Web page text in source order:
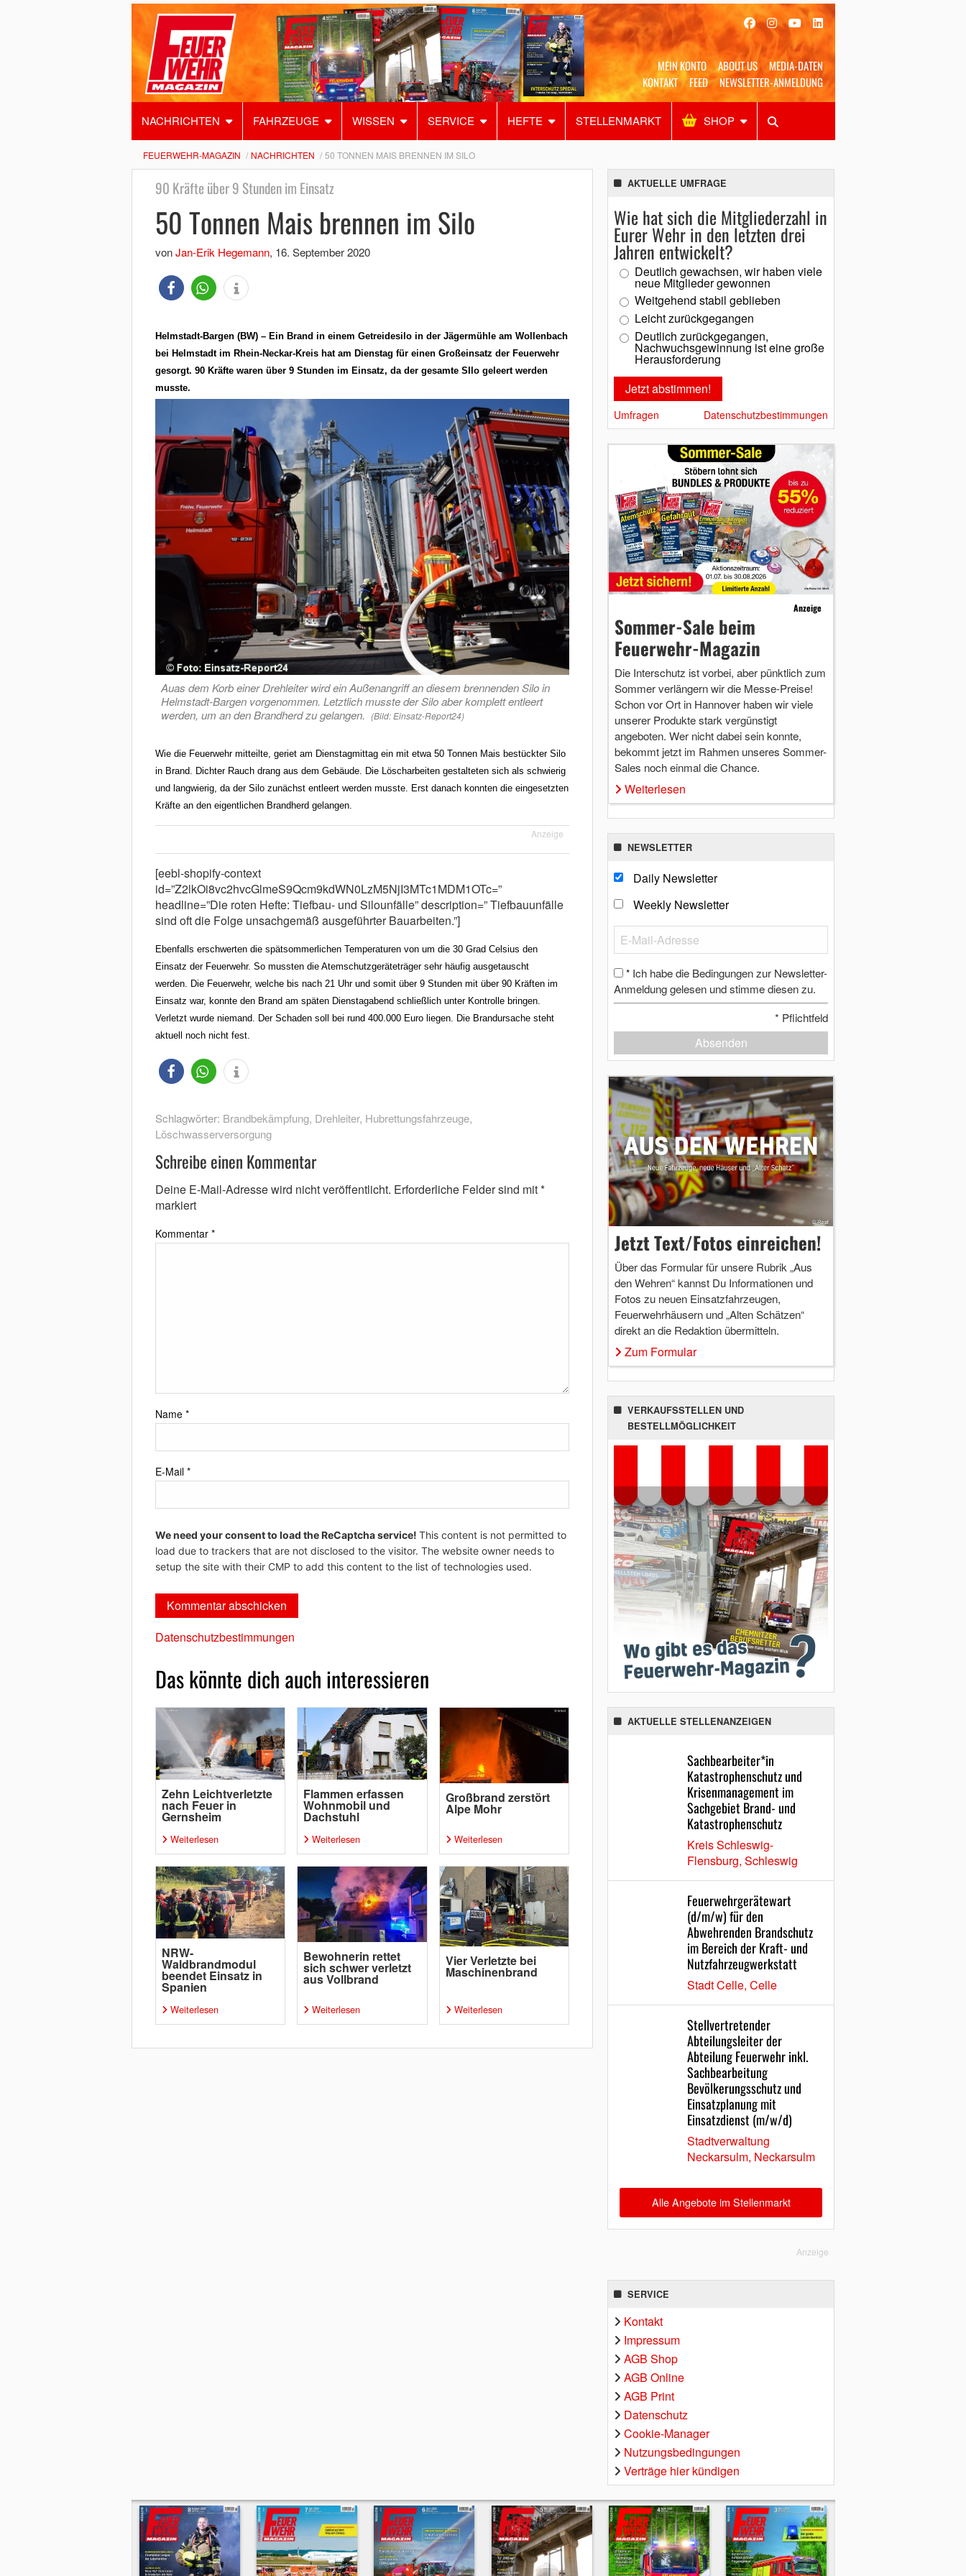
MEIN KONTO ABOUT US
MEDIA-DATEN
KONTAKT
FEED NEWSLETTER-ANMELDUNG
NACHRICHTEN FAHRZEUGE WISSEN SERVICE HEFTE STELLENMARKT SHOP
Alles Shop SUCHEN
FEUERWEHR-MAGAZIN NACHRICHTEN 50 TONNEN MAIS BRENNEN IM SILO
90 Kräfte über 9 Stunden im Einsatz
50 Tonnen Mais brennen im Silo
vonJan-Erik Hegemann, 16. September 2020
Helmstadt-Bargen (BW) – Ein Brand in einem Getreidesilo in der Jägermühle am Wollenbach
bei Helmstadt im Rhein-Neckar-Kreis hat am Dienstag für einen Großeinsatz der Feuerwehr
gesorgt. 90 Kräfte waren über 9 Stunden im Einsatz, da der gesamte SIlo geleert werden
musste.
Auas dem Korb einer Drehleiter wird ein Außenangriff an diesem brennenden Silo in
Helmstadt-Bargen vorgenommen. Letztlich musste der Silo aber komplett entleert
werden, um an den Brandherd zu gelangen. (Bild: Einsatz-Report24)
Wie die Feuerwehr mitteilte, geriet am Dienstagmittag ein mit etwa 50 Tonnen Mais bestückter Silo
in Brand. Dichter Rauch drang aus dem Gebäude. Die Löscharbeiten gestalteten sich als schwierig
und langwierig, da der Silo zunächst entleert werden musste. Erst danach konnten die eingesetzten
Kräfte an den eigentlichen Brandherd gelangen.
Anzeige
[eebl-shopify-context
id=”Z2lkOi8vc2hvcGlmeS9Qcm9kdWN0LzM5NjI3MTc1MDM1OTc=”
headline=”Die roten Hefte: Tiefbau- und Silounfälle” description=” Tiefbauunfälle
sind oft die Folge unsachgemäß ausgeführter Bauarbeiten.”]
Ebenfalls erschwerten die spätsommerlichen Temperaturen von um die 30 Grad Celsius den
Einsatz der Feuerwehr. So mussten die Atemschutzgeräteträger sehr häufig ausgetauscht
werden. Die Feuerwehr, welche bis nach 21 Uhr und somit über 9 Stunden mit über 90 Kräften im
Einsatz war, konnte den Brand am späten Dienstagabend schließlich unter Kontrolle bringen.
Verletzt wurde niemand. Der Schaden soll bei rund 400.000 Euro liegen. Die Brandursache steht
aktuell noch nicht fest.
Schlagwörter: Brandbekämpfung, Drehleiter, Hubrettungsfahrzeuge,
Löschwasserversorgung
Schreibe einen Kommentar
Deine E-Mail-Adresse wird nicht veröffentlicht. Erforderliche Felder sind mit*
markiert
Kommentar *
Name *
E-Mail *
We need your consent to load the ReCaptcha service! This content is not permitted to
load due to trackers that are not disclosed to the visitor. The website owner needs to
setup the site with their CMP to add this content to the list of technologies used.
Datenschutzbestimmungen
Das könnte dich auch interessieren
Zehn Leichtverletzte
nach Feuer in
Gernsheim
Weiterlesen
Flammen erfassen
Wohnmobil und
Dachstuhl
Weiterlesen
Großbrand zerstört
Alpe Mohr
Weiterlesen
NRW-
Waldbrandmodul
beendet Einsatz in
Spanien
Weiterlesen
Bewohnerin rettet
sich schwer verletzt
aus Vollbrand
Weiterlesen
Vier Verletzte bei
Maschinenbrand
Weiterlesen
AKTUELLE UMFRAGE
Wie hat sich die Mitgliederzahl in
Eurer Wehr in den letzten drei
Jahren entwickelt?
Deutlich gewachsen, wir haben viele
neue Mitglieder gewonnen
Weitgehend stabil geblieben
Leicht zurückgegangen
Deutlich zurückgegangen,
Nachwuchsgewinnung ist eine große
Herausforderung
Umfragen Datenschutzbestimmungen
Anzeige
Sommer-Sale beim
Feuerwehr-Magazin
Die Interschutz ist vorbei, aber pünktlich zum
Sommer verlängern wir die Messe-Preise!
Schon vor Ort in Hannover haben wir viele
unserer Produkte stark vergünstigt
angeboten. Wer nicht dabei sein konnte,
bekommt jetzt im Rahmen unseres Sommer-
Sales noch einmal die Chance.
Weiterlesen
NEWSLETTER
Daily Newsletter
Weekly Newsletter
* Ich habe die Bedingungen zur Newsletter-
Anmeldung gelesen und stimme diesen zu.
* Pflichtfeld
Absenden
Jetzt Text/Fotos einreichen!
Über das Formular für unsere Rubrik „Aus
den Wehren“ kannst Du Informationen und
Fotos zu neuen Einsatzfahrzeugen,
Feuerwehrhäusern und „Alten Schätzen“
direkt an die Redaktion übermitteln.
Zum Formular
VERKAUFSSTELLEN UND
BESTELLMÖGLICHKEIT
AKTUELLE STELLENANZEIGEN
Sachbearbeiter*in
Katastrophenschutz und
Krisenmanagement im
Sachgebiet Brand- und
Katastrophenschutz
Kreis Schleswig-
Flensburg, Schleswig
Feuerwehrgerätewart
(d/m/w) für den
Abwehrenden Brandschutz
im Bereich der Kraft- und
Nutzfahrzeugwerkstatt
Stadt Celle, Celle
Stellvertretender
Abteilungsleiter der
Abteilung Feuerwehr inkl.
Sachbearbeitung
Bevölkerungsschutz und
Einsatzplanung mit
Einsatzdienst (m/w/d)
Stadtverwaltung
Neckarsulm, Neckarsulm
Alle Angebote im Stellenmarkt
Anzeige
SERVICE
Kontakt
Impressum
AGB Shop
AGB Online
AGB Print
Datenschutz
Cookie-Manager
Nutzungsbedingungen
Verträge hier kündigen